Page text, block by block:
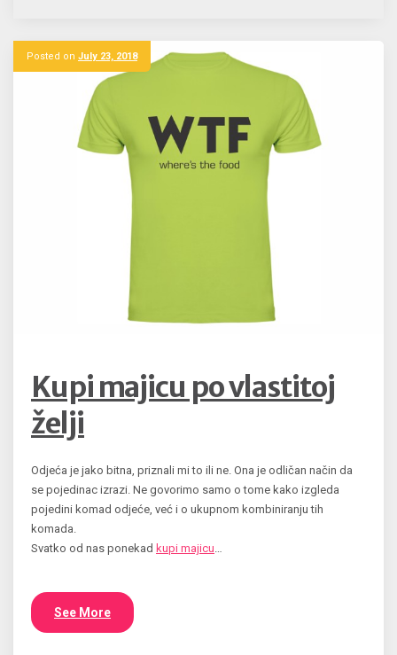
Posted on July 23, 2018
Kupi majicu po vlastitoj
želji
Odjeća je jako bitna, priznali mi to ili ne. Ona je odličan način da
se pojedinac izrazi. Ne govorimo samo o tome kako izgleda
pojedini komad odjeće, već i o ukupnom kombiniranju tih
komada.
Svatko od nas ponekad kupi majicu…
See More